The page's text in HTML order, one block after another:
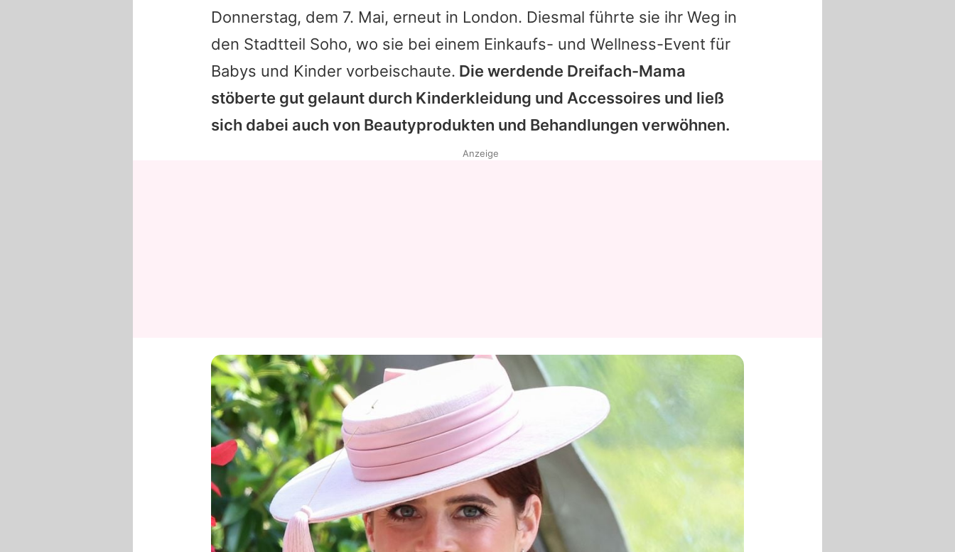
App runterladen
Team
Redaktionelle Richtlinien
Impressum
Datenschutzerklärung
Nutzungsbedingungen
Donnerstag, dem 7. Mai, erneut in London. Diesmal führte sie ihr Weg in
den Stadtteil Soho, wo sie bei einem Einkaufs- und Wellness-Event für
Babys und Kinder vorbeischaute. Die werdende Dreifach-Mama
stöberte gut gelaunt durch Kinderkleidung und Accessoires und ließ
sich dabei auch von Beautyprodukten und Behandlungen verwöhnen.
Anzeige